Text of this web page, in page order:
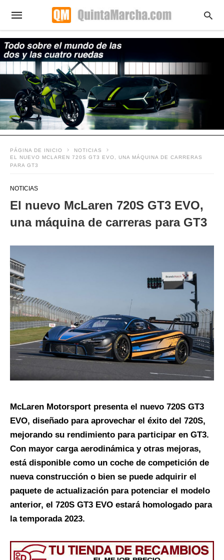
PÁGINA DE INICIO
NOTICIAS
EL NUEVO MCLAREN 720S GT3 EVO, UNA MÁQUINA DE CARRERAS
PARA GT3
NOTICIAS
El nuevo McLaren 720S GT3 EVO,
una máquina de carreras para GT3
McLaren Motorsport presenta el nuevo 720S GT3
EVO, diseñado para aprovechar el éxito del 720S,
mejorando su rendimiento para participar en GT3.
Con mayor carga aerodinámica y otras mejoras,
está disponible como un coche de competición de
nueva construcción o bien se puede adquirir el
paquete de actualización para potenciar el modelo
anterior, el 720S GT3 EVO estará homologado para
la temporada 2023.